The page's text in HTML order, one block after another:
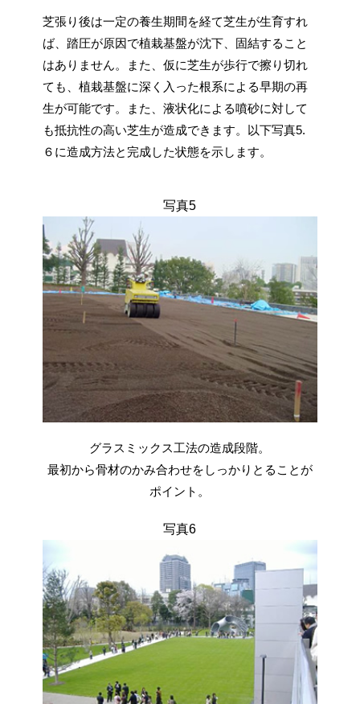
芝張り後は一定の養生期間を経て芝生が生育すれ
ば、踏圧が原因で植栽基盤が沈下、固結すること
はありません。また、仮に芝生が歩行で擦り切れ
ても、植栽基盤に深く入った根系による早期の再
生が可能です。また、液状化による噴砂に対して
も抵抗性の高い芝生が造成できます。以下写真5.
６に造成方法と完成した状態を示します。
写真5
グラスミックス工法の造成段階。
最初から骨材のかみ合わせをしっかりとることが
ポイント。
写真6